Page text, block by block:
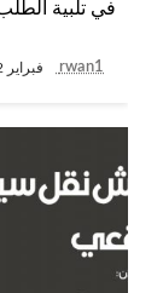
في تلبية
rwan1 فبراير 22, 2021